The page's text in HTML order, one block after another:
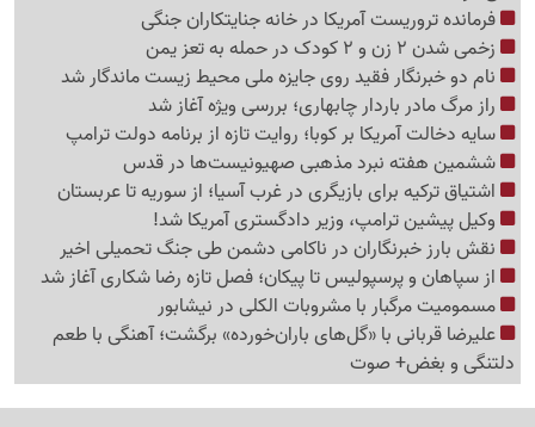
فرمانده تروریست آمریکا در خانه جنایتکاران جنگی
زخمی شدن 2 زن و 2 کودک در حمله به تعز یمن
نام دو خبرنگار فقید روی جایزه ملی محیط زیست ماندگار شد
راز مرگ مادر باردار چابهاری؛ بررسی ویژه آغاز شد
سایه دخالت آمریکا بر کوبا؛ روایت تازه از برنامه دولت ترامپ
ششمین هفته نبرد مذهبی صهیونیست‌ها در قدس
اشتیاق ترکیه برای بازیگری در غرب آسیا؛ از سوریه تا عربستان
وکیل پیشین ترامپ، وزیر دادگستری آمریکا شد!
نقش بارز خبرنگاران در ناکامی دشمن طی جنگ تحمیلی اخیر
از سپاهان و پرسپولیس تا پیکان؛ فصل تازه رضا شکاری آغاز شد
مسمومیت مرگبار با مشروبات الکلی در نیشابور
علیرضا قربانی با «گل‌های باران‌خورده» برگشت؛ آهنگی با طعم
دلتنگی و بغض+ صوت